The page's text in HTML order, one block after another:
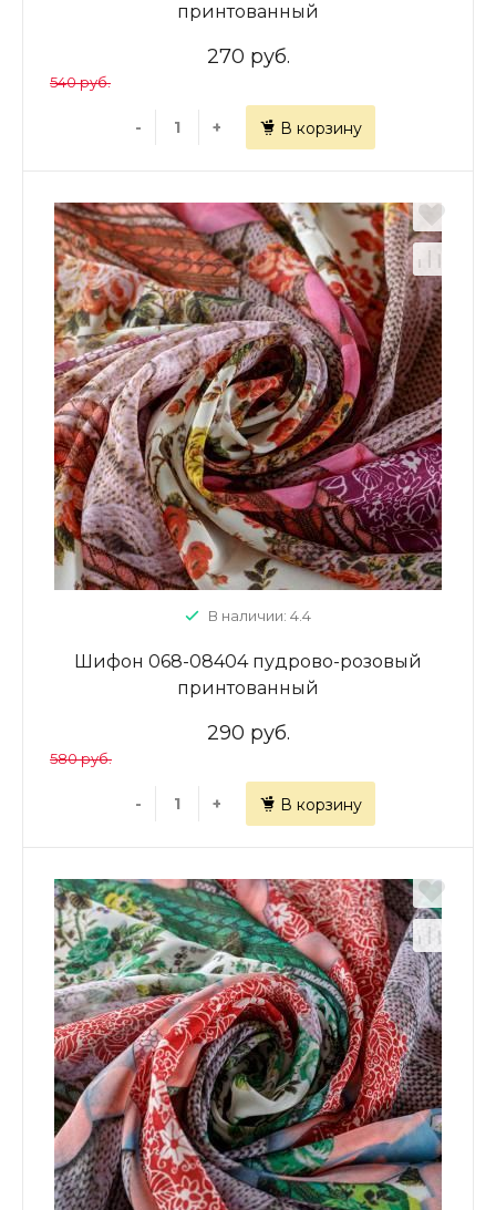
принтованный
270 руб.
540 руб.
- + В корзину
В наличии: 4.4
Шифон 068-08404 пудрово-розовый
принтованный
290 руб.
580 руб.
- + В корзину